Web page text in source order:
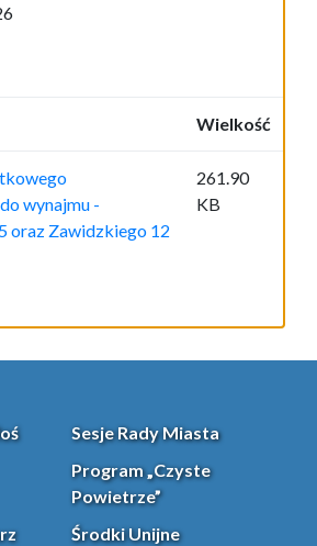
Wielkość
wynajmu -
oraz Zawidzkiego 12
261.90
KB
Sesje Rady Miasta
Program „Czyste
Powietrze”
Środki Unijne